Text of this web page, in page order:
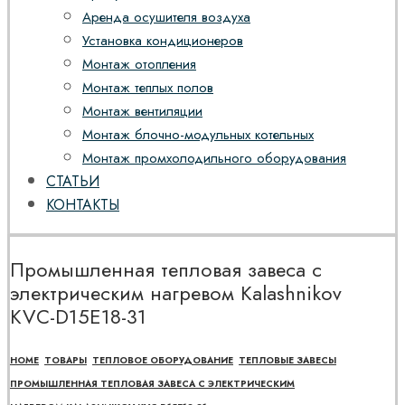
Аренда осушителя воздуха
Установка кондиционеров
Монтаж отопления
Монтаж теплых полов
Монтаж вентиляции
Монтаж блочно-модульных котельных
Монтаж промхолодильного оборудования
СТАТЬИ
КОНТАКТЫ
Промышленная тепловая завеса с
электрическим нагревом Kalashnikov
KVC-D15E18-31
HOME ТОВАРЫ ТЕПЛОВОЕ ОБОРУДОВАНИЕ ТЕПЛОВЫЕ ЗАВЕСЫ
ПРОМЫШЛЕННАЯ ТЕПЛОВАЯ ЗАВЕСА С ЭЛЕКТРИЧЕСКИМ